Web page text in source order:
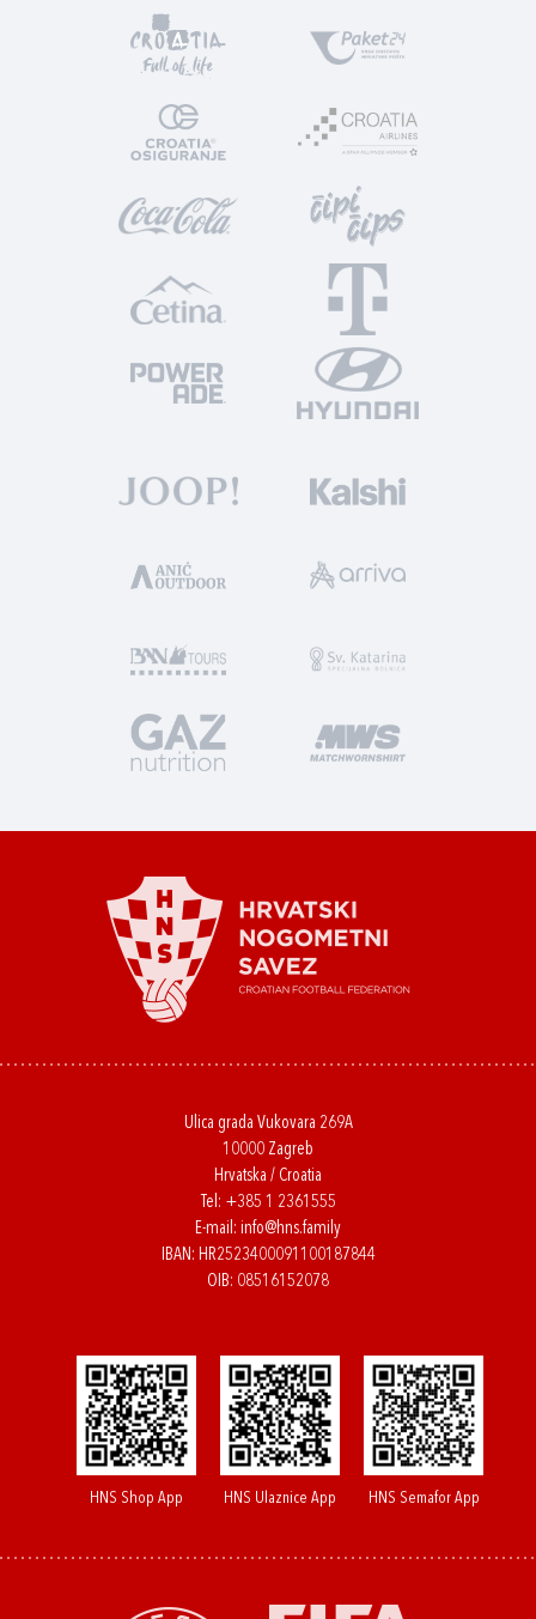
Ulica grada Vukovara 269A
10000 Zagreb
Hrvatska / Croatia
Tel: +385 1 2361555
E-mail: info@hns.family
IBAN: HR2523400091100187844
OIB: 08516152078
HNS Shop App HNS Ulaznice App HNS Semafor App